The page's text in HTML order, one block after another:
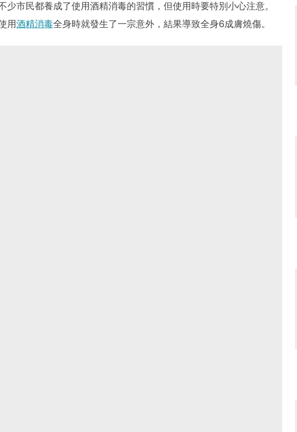
少市民都養成了使用酒精消毒的習慣，但使用時要特別小心注意。
用酒精消毒全身時就發生了一宗意外，結果導致全身6成膚燒傷。